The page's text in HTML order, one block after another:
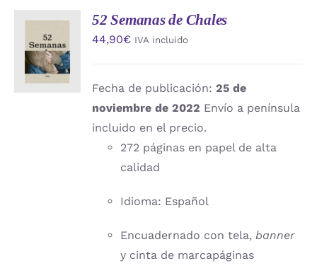
AL
CARRITO
/
DETALLES
52 Semanas de Chales
44,90€ IVA incluido
Fecha de publicación:25 de
noviembre de 2022 Envío a península
incluido en el precio.
272 páginas en papel de alta
calidad
Idioma: Español
Encuadernado con tela,banner
y cinta de marcapáginas